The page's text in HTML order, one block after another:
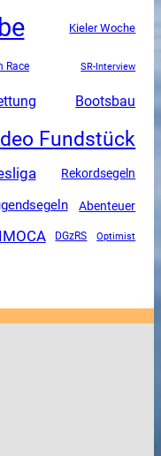
Kieler Woche
Race SR-Interview
Bootsbau
Fundstück
Rekordsegeln
Abenteuer
IMOCA DGzRS Optimist